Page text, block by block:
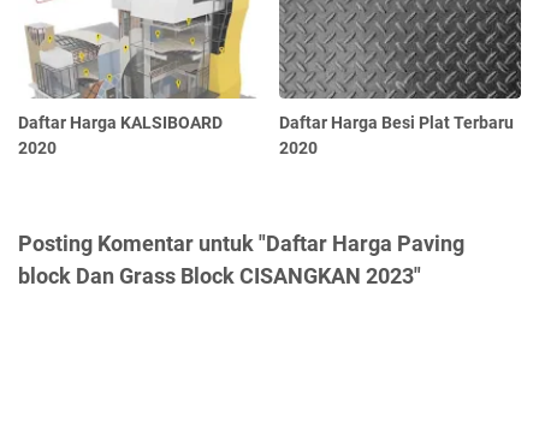
Daftar Harga KALSIBOARD
2020
Daftar Harga Besi Plat Terbaru
2020
Posting Komentar untuk "Daftar Harga Paving
block Dan Grass Block CISANGKAN 2023"